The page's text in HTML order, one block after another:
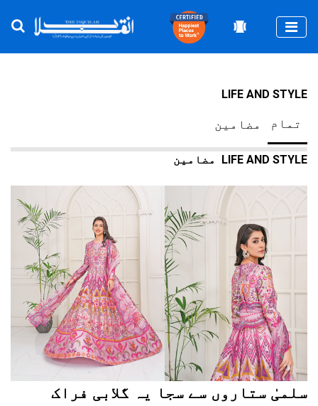
LIFE AND STYLE
مضامین تمام
LIFE AND STYLE
سلمیٰ ستاروں سے سجا یہ گلابی فراک